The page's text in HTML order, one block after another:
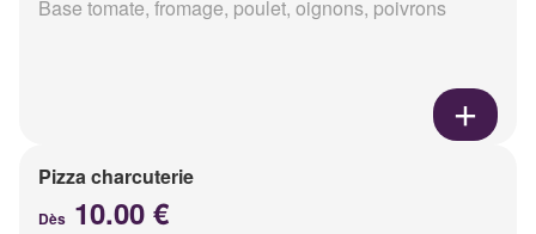
Base tomate, fromage, poulet, oignons, poivrons
Pizza charcuterie
Dès 10.00 €